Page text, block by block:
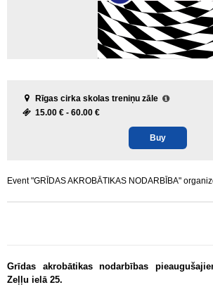
Rīgas cirka skolas treniņu zāle
15.00 € - 60.00 €
Buy
Event "GRĪDAS AKROBĀTIKAS NODARBĪBA"
Grīdas akrobātikas nodarbības
Zeļļu ielā 25.